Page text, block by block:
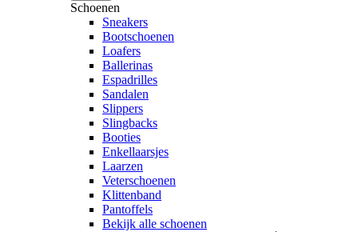
Schoenen
Sneakers
Bootschoenen
Loafers
Ballerinas
Espadrilles
Sandalen
Slippers
Slingbacks
Booties
Enkellaarsjes
Laarzen
Veterschoenen
Klittenband
Pantoffels
Bekijk alle schoenen